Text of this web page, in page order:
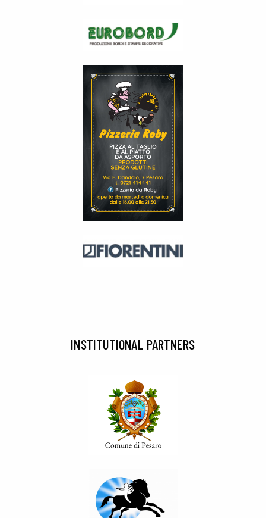
INSTITUTIONAL PARTNERS